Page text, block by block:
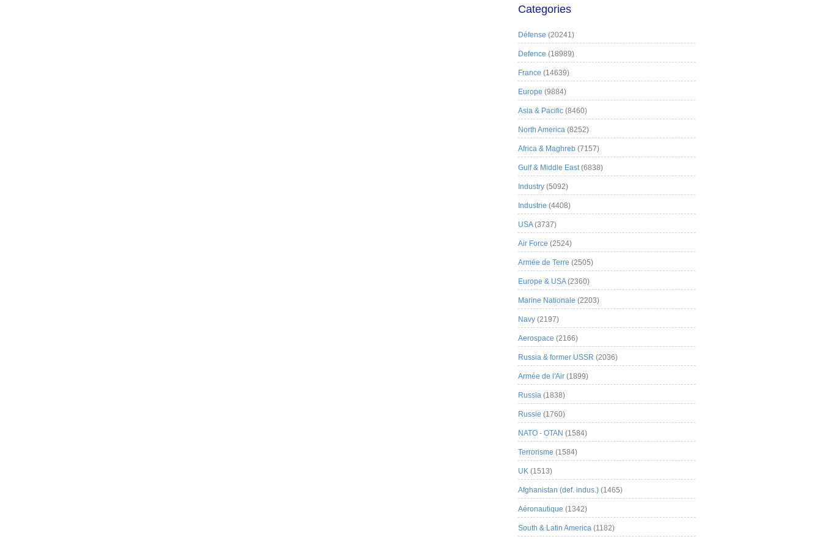
Categories
Défense (20241)
Defence (18989)
France (14639)
Europe (9884)
Asia & Pacific (8460)
North America (8252)
Africa & Maghreb (7157)
Gulf & Middle East(6838)
Industry (5092)
Industrie (4408)
USA(3737)
Air Force (2524)
Armée de Terre (2505)
Europe & USA(2360)
Marine Nationale (2203)
Navy (2197)
Aerospace (2166)
Russia & former USSR (2036)
Armée de l'Air (1899)
Russia (1838)
Russie (1760)
NATO - OTAN (1584)
Terrorisme (1584)
UK (1513)
Afghanistan (def. indus.) (1465)
Aéronautique (1342)
South & Latin America (1182)